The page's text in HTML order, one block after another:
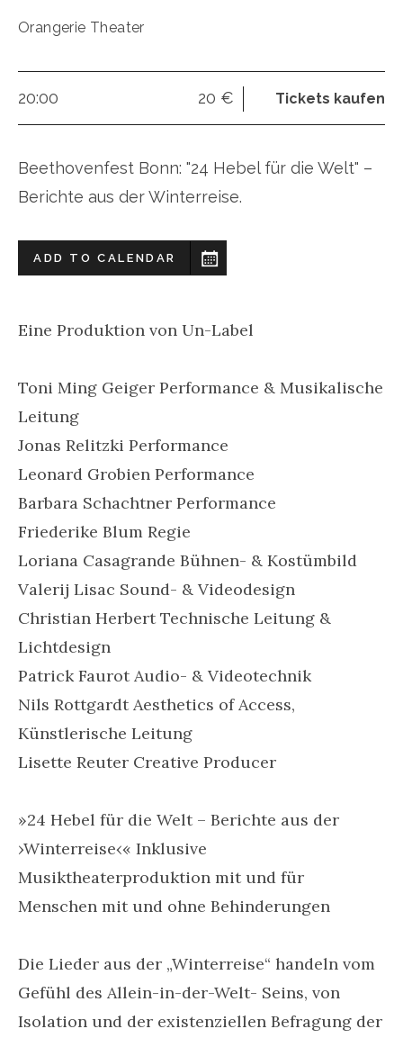
Orangerie Theater
20:00 20 € Tickets kaufen
Beethovenfest Bonn: "24 Hebel für die Welt" –
Berichte aus der Winterreise.
ADD TO CALENDAR
Eine Produktion von Un-Label
Toni Ming Geiger Performance & Musikalische
Leitung
Jonas Relitzki Performance
Leonard Grobien Performance
Barbara Schachtner Performance
Friederike Blum Regie
Loriana Casagrande Bühnen- & Kostümbild
Valerij Lisac Sound- & Videodesign
Christian Herbert Technische Leitung &
Lichtdesign
Patrick Faurot Audio- & Videotechnik
Nils Rottgardt Aesthetics of Access,
Künstlerische Leitung
Lisette Reuter Creative Producer
»24 Hebel für die Welt – Berichte aus der
›Winterreise‹« Inklusive
Musiktheaterproduktion mit und für
Menschen mit und ohne Behinderungen
Die Lieder aus der „Winterreise“ handeln vom
Gefühl des Allein-in-der-Welt- Seins, von
Isolation und der existenziellen Befragung der